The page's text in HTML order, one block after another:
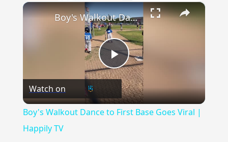
×
Play
Video
Boy's Walkout Dance to First Base Goes Viral | Happily TV
Watch on
Boy's Walkout Dance to First Base Goes Viral |
Happily TV